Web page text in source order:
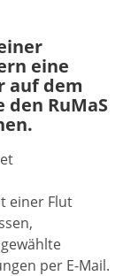
eine
auf dem
RuMaS
einer Flut
per E-Mail.